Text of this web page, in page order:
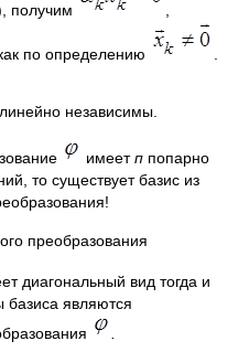
получим
как по определению
независимы.
имеетп попарно
то существует базис из
преобразования
диагональный вид тогда и
базиса являются